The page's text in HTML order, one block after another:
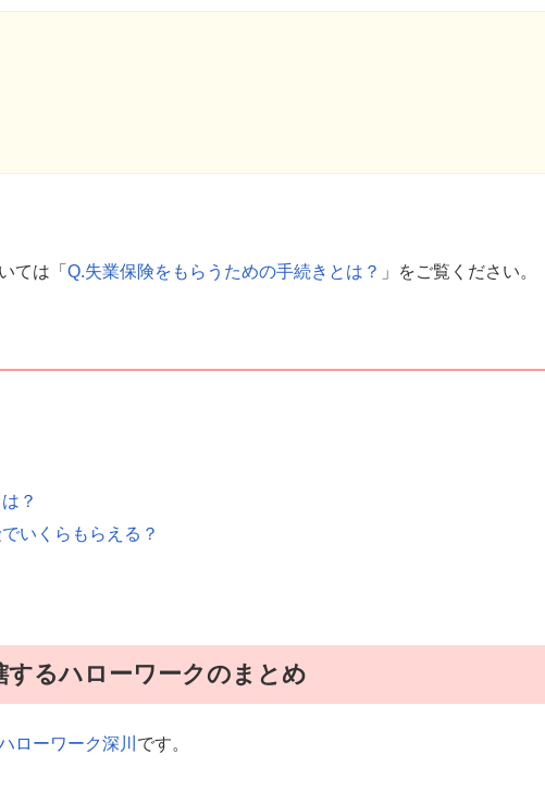
ては「 Q.失業保険をもらうための手続きとは？ 」をご覧ください。
？
いくらもらえる？
するハローワークのまとめ
ローワーク深川 です。